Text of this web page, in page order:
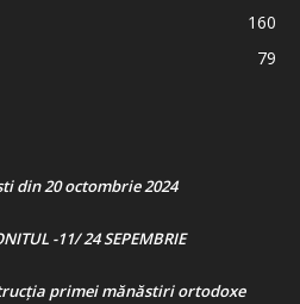
160
79
din 20 octombrie 2024
-11/ 24 SEPEMBRIE
primei mănăstiri ortodoxe